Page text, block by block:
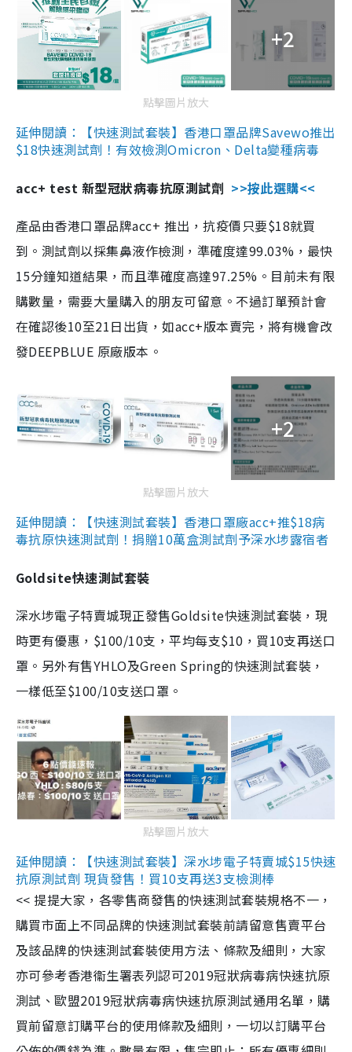
+2
點擊圖片放大
延伸閱讀：【快速測試套裝】香港口罩品牌Savewo推出
$18快速測試劑！有效檢測Omicron、Delta變種病毒
acc+ test 新型冠狀病毒抗原測試劑 >>按此選購<<
產品由香港口罩品牌acc+ 推出，抗疫價只要$18就買
到。測試劑以採集鼻液作檢測，準確度達99.03%，最快
15分鐘知道結果，而且準確度高達97.25%。目前未有限
購數量，需要大量購入的朋友可留意。不過訂單預計會
在確認後10至21日出貨，如acc+版本賣完，將有機會改
發DEEPBLUE 原廠版本。
+2
點擊圖片放大
延伸閱讀：【快速測試套裝】香港口罩廠acc+推$18病
毒抗原快速測試劑！捐贈10萬盒測試劑予深水埗露宿者
Goldsite快速測試套裝
深水埗電子特賣城現正發售Goldsite快速測試套裝，現
時更有優惠，$100/10支，平均每支$10，買10支再送口
罩。另外有售YHLO及Green Spring的快速測試套裝，
一樣低至$100/10支送口罩。
點擊圖片放大
延伸閱讀：【快速測試套裝】深水埗電子特賣城$15快速
抗原測試劑 現貨發售！買10支再送3支檢測棒
<< 提提大家，各零售商發售的快速測試套裝規格不一，
購買市面上不同品牌的快速測試套裝前請留意售賣平台
及該品牌的快速測試套裝使用方法、條款及細則，大家
亦可參考香港衞生署表列認可2019冠狀病毒病快速抗原
測試、歐盟2019冠狀病毒病快速抗原測試通用名單，購
買前留意訂購平台的使用條款及細則，一切以訂購平台